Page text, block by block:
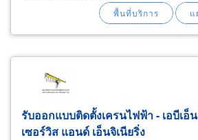
โครงการขนาดใหญ่ทั่วประเทศ จำหน่าย
เครนบูมราบ (trolley jib
รับออกแบบติดตั้งเครนไฟฟ้า - เอบีเอ็น
เซอร์วิส แอนด์ เอ็นจิเนียริ่ง